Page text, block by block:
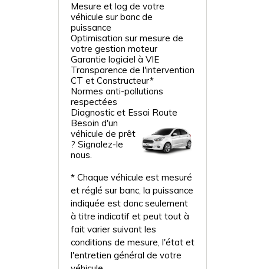
Mesure et log de votre
véhicule sur banc de
puissance
Optimisation sur mesure de
votre gestion moteur
Garantie logiciel à VIE
Transparence de l'intervention
CT et Constructeur*
Normes anti-pollutions
respectées
Diagnostic et Essai Route
Besoin d'un
véhicule de prêt
? Signalez-le
nous.
* Chaque véhicule est mesuré
et réglé sur banc, la puissance
indiquée est donc seulement
à titre indicatif et peut tout à
fait varier suivant les
conditions de mesure, l'état et
l'entretien général de votre